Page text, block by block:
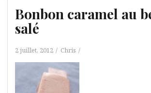
Bonbon caramel au
salé
2 juillet, 2012 Chris